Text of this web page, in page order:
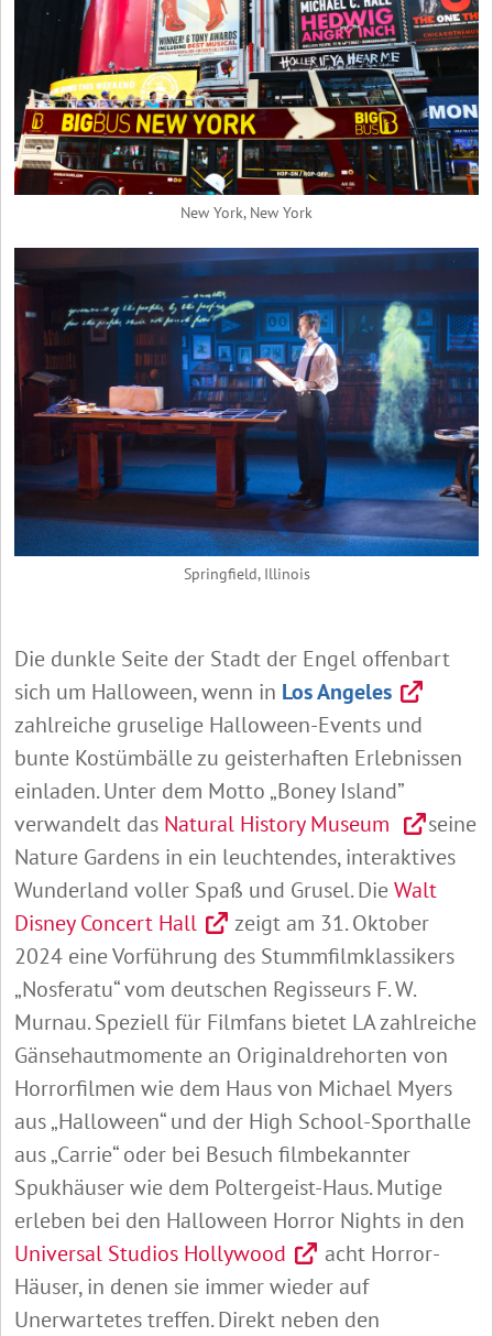
New York, New York
Springfield, Illinois
Die dunkle Seite der Stadt der Engel offenbart
sich um Halloween, wenn in Los Angeles
zahlreiche gruselige Halloween-Events und
bunte Kostümbälle zu geisterhaften Erlebnissen
einladen. Unter dem Motto „Boney Island”
verwandelt das Natural History Museum
seine
Nature Gardens in ein leuchtendes, interaktives
Wunderland voller Spaß und Grusel. DieWalt
Disney Concert Hall
zeigt am 31. Oktober
2024 eine Vorführung des Stummfilmklassikers
„Nosferatu“ vom deutschen Regisseurs F. W.
Murnau. Speziell für Filmfans bietet LA zahlreiche
Gänsehautmomente an Originaldrehorten von
Horrorfilmen wie dem Haus von Michael Myers
aus „Halloween“ und der High School-Sporthalle
aus „Carrie“ oder bei Besuch filmbekannter
Spukhäuser wie dem Poltergeist-Haus. Mutige
erleben bei den Halloween Horror Nights in den
Universal Studios Hollywood
acht Horror-
Häuser, in denen sie immer wieder auf
Unerwartetes treffen. Direkt neben den